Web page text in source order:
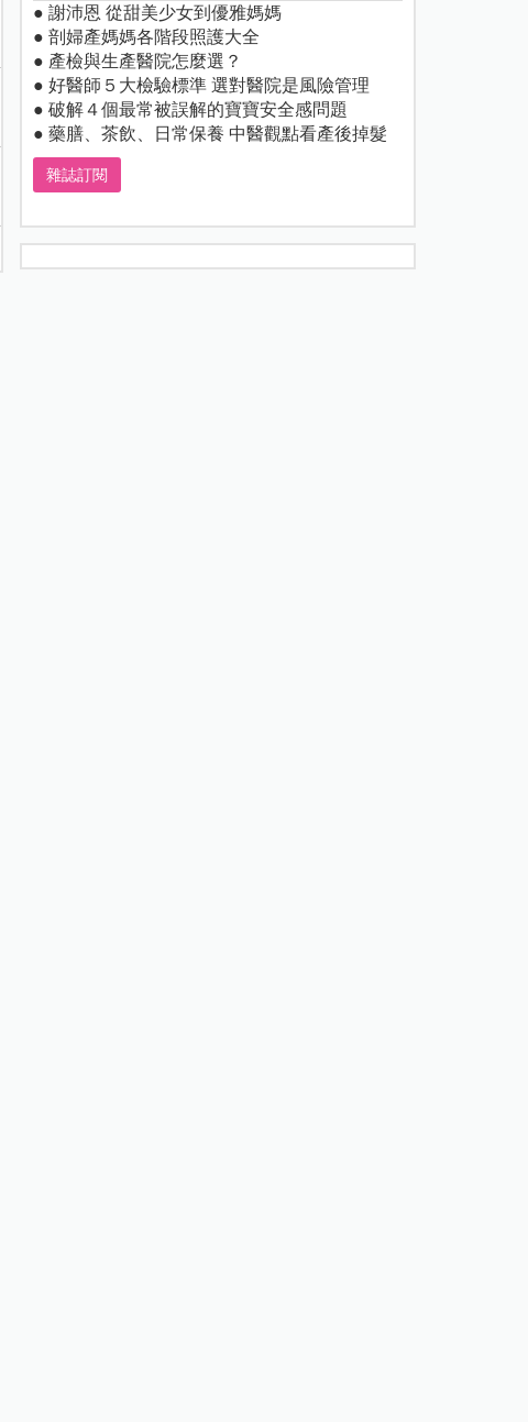
● 謝沛恩 從甜美少女到優雅媽媽
● 剖婦產媽媽各階段照護大全
● 產檢與生產醫院怎麼選？
● 好醫師５大檢驗標準 選對醫院是風險管理
● 破解４個最常被誤解的寶寶安全感問題
● 藥膳、茶飲、日常保養 中醫觀點看產後掉髮
雜誌訂閱